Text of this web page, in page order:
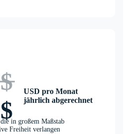
USD pro Monat
jährlich abgerechnet
in großem Maßstab
Freiheit verlangen